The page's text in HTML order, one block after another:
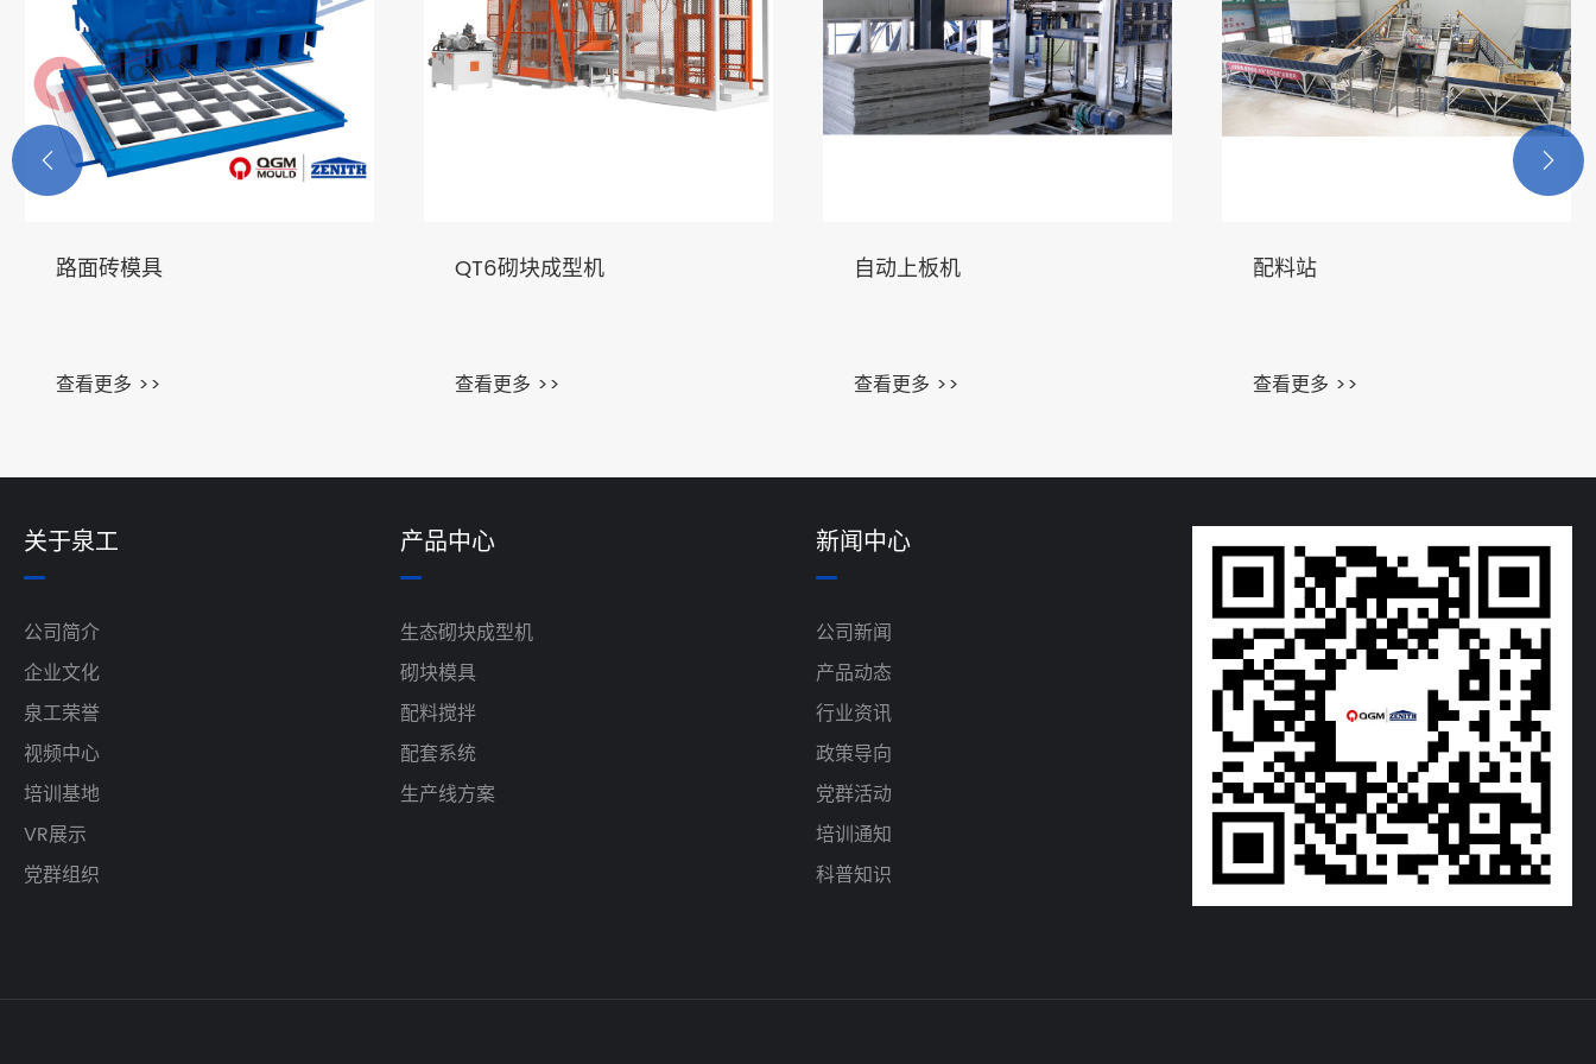
路面砖模具
查看更多 >>
QT6砌块成型机
查看更多 >>
自动上板机
查看更多 >>
配料站
查看更多 >>
 
关于泉工
公司简介
企业文化
泉工荣誉
视频中心
培训基地
VR展示
党群组织
产品中心
生态砌块成型机
砌块模具
配料搅拌
配套系统
生产线方案
新闻中心
公司新闻
产品动态
行业资讯
政策导向
党群活动
培训通知
科普知识